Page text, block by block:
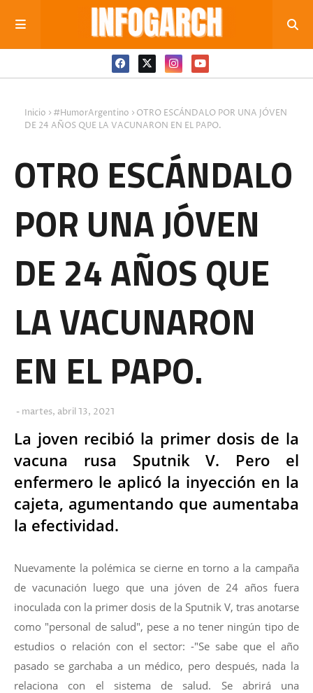
Inicio #HumorArgentino
OTRO ESCÁNDALO POR UNA JÓVEN
DE 24 AÑOS QUE LA VACUNARON EN EL PAPO.
OTRO ESCÁNDALO
POR UNA JÓVEN
DE 24 AÑOS QUE
LA VACUNARON
EN EL PAPO.
martes, abril 13, 2021
La joven recibió la primer dosis de la
vacuna rusa Sputnik V. Pero el
enfermero le aplicó la inyección en la
cajeta, agumentando que aumentaba
la efectividad.
Nuevamente la polémica se cierne en torno a la campaña
de vacunación luego que una jóven de 24 años fuera
inoculada con la primer dosis de la Sputnik V, tras anotarse
como "personal de salud", pese a no tener ningún tipo de
estudios o relación con el sector: -"Se sabe que el año
pasado se garchaba a un médico, pero después, nada la
relaciona con el sistema de salud. Se abrirá una